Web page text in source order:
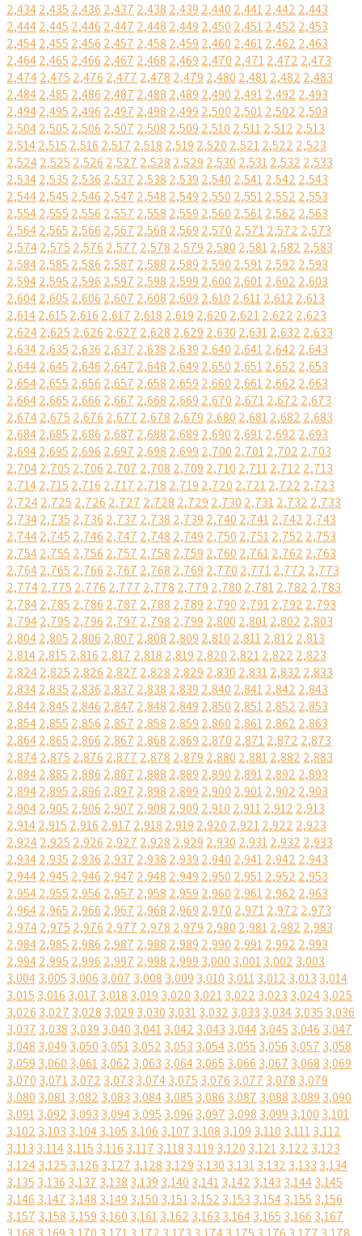
2,4342,435 2,436 2,437 2,438 2,439 2,440 2,4412,442 2,443
2,4442,445 2,446 2,447 2,448 2,449 2,450 2,4512,452 2,453
2,4542,455 2,456 2,457 2,458 2,459 2,460 2,4612,462 2,463
2,4642,465 2,466 2,467 2,468 2,469 2,470 2,4712,472 2,473
2,4742,475 2,476 2,477 2,478 2,479 2,480 2,4812,482 2,483
2,4842,485 2,486 2,487 2,488 2,489 2,490 2,4912,492 2,493
2,4942,495 2,496 2,497 2,498 2,499 2,500 2,5012,502 2,503
2,5042,505 2,506 2,507 2,508 2,509 2,510 2,5112,512 2,513
2,5142,515 2,516 2,517 2,518 2,519 2,520 2,5212,522 2,523
2,5242,525 2,526 2,527 2,528 2,529 2,530 2,5312,532 2,533
2,5342,535 2,536 2,537 2,538 2,539 2,540 2,5412,542 2,543
2,5442,545 2,546 2,547 2,548 2,549 2,550 2,5512,552 2,553
2,5542,555 2,556 2,557 2,558 2,559 2,560 2,5612,562 2,563
2,5642,565 2,566 2,567 2,568 2,569 2,570 2,5712,572 2,573
2,5742,575 2,576 2,577 2,578 2,579 2,580 2,5812,582 2,583
2,5842,585 2,586 2,587 2,588 2,589 2,590 2,5912,592 2,593
2,5942,595 2,596 2,597 2,598 2,599 2,600 2,6012,602 2,603
2,6042,605 2,606 2,607 2,608 2,609 2,610 2,6112,612 2,613
2,6142,615 2,616 2,617 2,618 2,619 2,620 2,6212,622 2,623
2,6242,625 2,626 2,627 2,628 2,629 2,630 2,6312,632 2,633
2,6342,635 2,636 2,637 2,638 2,639 2,640 2,6412,642 2,643
2,6442,645 2,646 2,647 2,648 2,649 2,650 2,6512,652 2,653
2,6542,655 2,656 2,657 2,658 2,659 2,660 2,6612,662 2,663
2,6642,665 2,666 2,667 2,668 2,669 2,670 2,6712,672 2,673
2,6742,675 2,676 2,677 2,678 2,679 2,680 2,6812,682 2,683
2,6842,685 2,686 2,687 2,688 2,689 2,690 2,6912,692 2,693
2,6942,695 2,696 2,697 2,698 2,699 2,700 2,7012,702 2,703
2,7042,705 2,706 2,707 2,708 2,709 2,710 2,7112,712 2,713
2,7142,715 2,716 2,717 2,718 2,719 2,720 2,7212,722 2,723
2,7242,725 2,726 2,727 2,728 2,729 2,730 2,7312,732 2,733
2,7342,735 2,736 2,737 2,738 2,739 2,740 2,7412,742 2,743
2,7442,745 2,746 2,747 2,748 2,749 2,750 2,7512,752 2,753
2,7542,755 2,756 2,757 2,758 2,759 2,760 2,7612,762 2,763
2,7642,765 2,766 2,767 2,768 2,769 2,770 2,7712,772 2,773
2,7742,775 2,776 2,777 2,778 2,779 2,780 2,7812,782 2,783
2,7842,785 2,786 2,787 2,788 2,789 2,790 2,7912,792 2,793
2,7942,795 2,796 2,797 2,798 2,799 2,800 2,8012,802 2,803
2,8042,805 2,806 2,807 2,808 2,809 2,810 2,8112,812 2,813
2,8142,815 2,816 2,817 2,818 2,819 2,820 2,8212,822 2,823
2,8242,825 2,826 2,827 2,828 2,829 2,830 2,8312,832 2,833
2,8342,835 2,836 2,837 2,838 2,839 2,840 2,8412,842 2,843
2,8442,845 2,846 2,847 2,848 2,849 2,850 2,8512,852 2,853
2,8542,855 2,856 2,857 2,858 2,859 2,860 2,8612,862 2,863
2,8642,865 2,866 2,867 2,868 2,869 2,870 2,8712,872 2,873
2,8742,875 2,876 2,877 2,878 2,879 2,880 2,8812,882 2,883
2,8842,885 2,886 2,887 2,888 2,889 2,890 2,8912,892 2,893
2,8942,895 2,896 2,897 2,898 2,899 2,900 2,9012,902 2,903
2,9042,905 2,906 2,907 2,908 2,909 2,910 2,9112,912 2,913
2,9142,915 2,916 2,917 2,918 2,919 2,920 2,9212,922 2,923
2,9242,925 2,926 2,927 2,928 2,929 2,930 2,9312,932 2,933
2,9342,935 2,936 2,937 2,938 2,939 2,940 2,9412,942 2,943
2,9442,945 2,946 2,947 2,948 2,949 2,950 2,9512,952 2,953
2,9542,955 2,956 2,957 2,958 2,959 2,960 2,9612,962 2,963
2,9642,965 2,966 2,967 2,968 2,969 2,970 2,9712,972 2,973
2,9742,975 2,976 2,977 2,978 2,979 2,980 2,9812,982 2,983
2,9842,985 2,986 2,987 2,988 2,989 2,990 2,9912,992 2,993
2,9942,995 2,996 2,997 2,998 2,999 3,000 3,0013,002 3,003
3,0043,005 3,006 3,007 3,008 3,009 3,010 3,0113,012 3,013 3,014
3,015 3,016 3,017 3,018 3,019 3,020 3,0213,022 3,023 3,0243,025
3,026 3,027 3,028 3,029 3,030 3,0313,032 3,033 3,0343,035 3,036
3,037 3,038 3,039 3,040 3,0413,042 3,043 3,0443,045 3,046 3,047
3,048 3,049 3,050 3,0513,052 3,053 3,0543,055 3,056 3,057 3,058
3,059 3,060 3,0613,062 3,063 3,0643,065 3,066 3,067 3,068 3,069
3,070 3,0713,072 3,073 3,0743,075 3,076 3,077 3,078 3,079
3,080 3,0813,082 3,083 3,0843,085 3,086 3,087 3,088 3,089 3,090
3,0913,092 3,093 3,0943,095 3,096 3,097 3,098 3,099 3,100 3,101
3,102 3,103 3,1043,105 3,106 3,107 3,108 3,109 3,110 3,1113,112
3,113 3,1143,115 3,116 3,117 3,118 3,119 3,120 3,1213,122 3,123
3,1243,125 3,126 3,127 3,128 3,129 3,130 3,1313,132 3,133 3,134
3,135 3,136 3,137 3,138 3,139 3,140 3,1413,142 3,143 3,1443,145
3,146 3,147 3,148 3,149 3,150 3,1513,152 3,153 3,1543,155 3,156
3,157 3,158 3,159 3,160 3,1613,162 3,163 3,1643,165 3,166 3,167